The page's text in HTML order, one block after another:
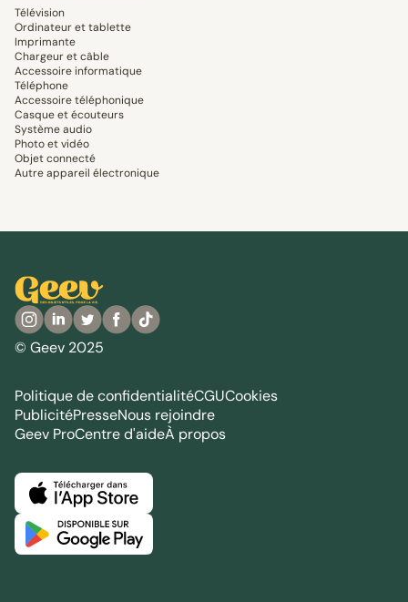
Télévision
Ordinateur et tablette
Imprimante
Chargeur et câble
Accessoire informatique
Téléphone
Accessoire téléphonique
Casque et écouteurs
Système audio
Photo et vidéo
Objet connecté
Autre appareil électronique
© Geev 2025
Politique de confidentialitéCGUCookies
PublicitéPresseNous rejoindre
Geev ProCentre d'aideÀ propos